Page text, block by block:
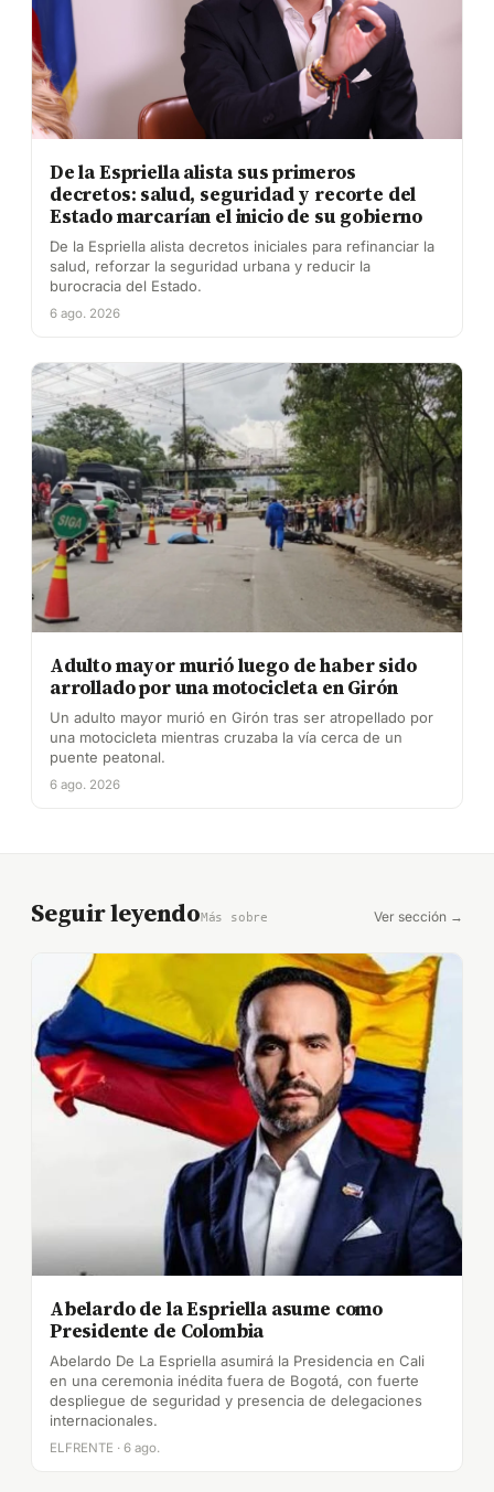
De la Espriella alista sus primeros
decretos: salud, seguridad y recorte del
Estado marcarían el inicio de su gobierno
De la Espriella alista decretos iniciales para refinanciar la
salud, reforzar la seguridad urbana y reducir la
burocracia del Estado.
6 ago. 2026
Adulto mayor murió luego de haber sido
arrollado por una motocicleta en Girón
Un adulto mayor murió en Girón tras ser atropellado por
una motocicleta mientras cruzaba la vía cerca de un
puente peatonal.
6 ago. 2026
Seguir leyendoMás sobre Ver sección →
Abelardo de la Espriella asume como
Presidente de Colombia
Abelardo De La Espriella asumirá la Presidencia en Cali
en una ceremonia inédita fuera de Bogotá, con fuerte
despliegue de seguridad y presencia de delegaciones
internacionales.
ELFRENTE · 6 ago.